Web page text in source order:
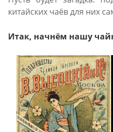
китайских чаёв для них
Итак, начнём нашу